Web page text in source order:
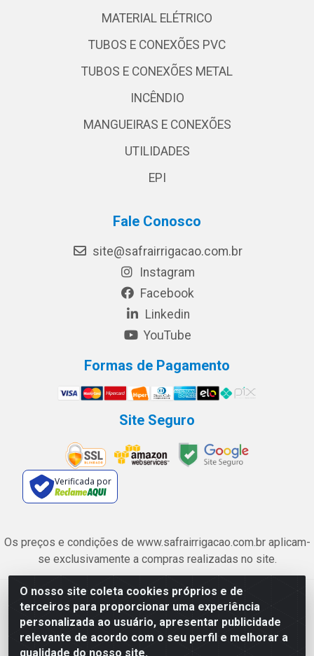
O nosso site coleta cookies próprios e de
terceiros para proporcionar uma experiência
personalizada ao usuário, apresentar publicidade
relevante de acordo com o seu perfil e melhorar a
qualidade do nosso site.
MATERIAL ELÉTRICO
TUBOS E CONEXÕES PVC
TUBOS E CONEXÕES METAL
INCÊNDIO
MANGUEIRAS E CONEXÕES
UTILIDADES
EPI
Fale Conosco
site@safrairrigacao.com.br
Instagram
Facebook
Linkedin
YouTube
Formas de Pagamento
Site Seguro
Verificada por
Os preços e condições de www.safrairrigacao.com.br aplicam-
se exclusivamente a compras realizadas no site.
Safra Agrícola e Pecuária LTDA - Avenida Castelo Branco, 5330 -
Esplanada dos Anicuns, Goiânia/GO - CEP 74.433-205 - CNPJ
06.315.490/0001-00